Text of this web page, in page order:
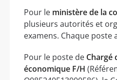
Pour le ministère de la
plusieurs autorités et
examens. Chaque poste
Pour le poste de Chargé
économique F/H